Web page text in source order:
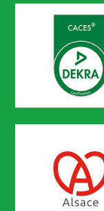
CACES